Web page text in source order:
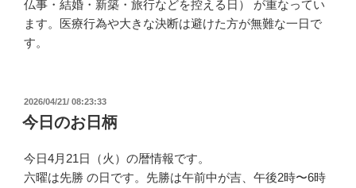
仏事・結婚・新築・旅行などを控える日） が重なってい
ます。医療行為や大きな決断は避けた方が無難な一日で
す。​​​​​​​​​​​​​​​​
投
稿
日:
2026/04/21/ 08:23:33
今日のお日柄
今日4月21日（火）の暦情報です。
六曜は先勝 の日です。先勝は午前中が吉、午後2時〜6時